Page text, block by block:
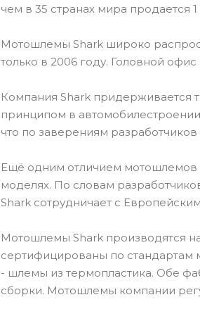
чем в 35 странах мира продается
Мотошлемы Shark широко
только в 2006 году. Головной
Компания Shark придерживается
принципом в
что по заверениям
Ещё одним отличием мотошлемов
моделях. По словам
Shark сотрудничает с
Мотошлемы Shark производятся
сертифицированы по стандартам
- шлемы из термопластика. Обе
сборки. Мотошлемы компании